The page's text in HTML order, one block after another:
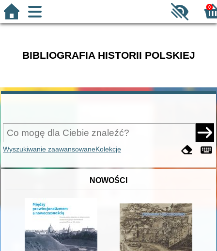
0
BIBLIOGRAFIA HISTORII POLSKIEJ
Wyszukiwanie zaawansowaneKolekcje
NOWOŚCI